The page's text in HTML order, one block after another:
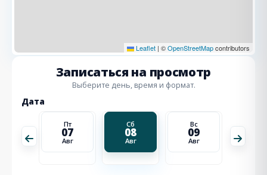
Leaflet | ©OpenStreetMapcontributors
Записаться на просмотр
Выберите день, время и формат.
Дата
Пт
07
Авг
Сб
08
Авг
Вс
09
Авг